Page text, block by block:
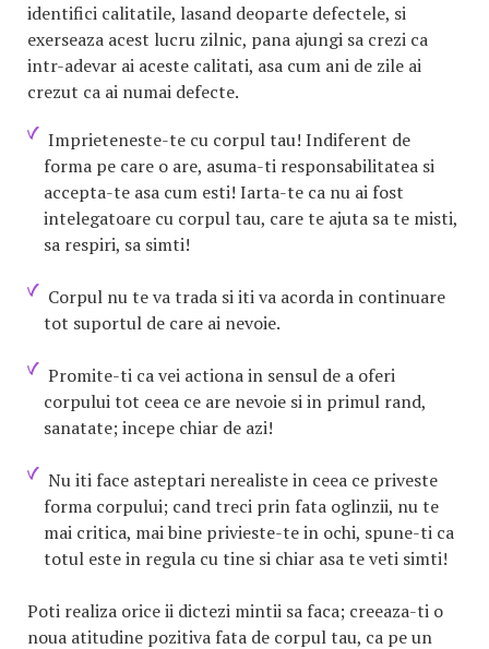
identifici calitatile, lasand deoparte defectele, si
exerseaza acest lucru zilnic, pana ajungi sa crezi ca
intr-adevar ai aceste calitati, asa cum ani de zile ai
crezut ca ai numai defecte.
Imprieteneste-te cu corpul tau! Indiferent de
forma pe care o are, asuma-ti responsabilitatea si
accepta-te asa cum esti! Iarta-te ca nu ai fost
intelegatoare cu corpul tau, care te ajuta sa te misti,
sa respiri, sa simti!
Corpul nu te va trada si iti va acorda in continuare
tot suportul de care ai nevoie.
Promite-ti ca vei actiona in sensul de a oferi
corpului tot ceea ce are nevoie si in primul rand,
sanatate; incepe chiar de azi!
Nu iti face asteptari nerealiste in ceea ce priveste
forma corpului; cand treci prin fata oglinzii, nu te
mai critica, mai bine privieste-te in ochi, spune-ti ca
totul este in regula cu tine si chiar asa te veti simti!
Poti realiza orice ii dictezi mintii sa faca; creeaza-ti o
noua atitudine pozitiva fata de corpul tau, ca pe un